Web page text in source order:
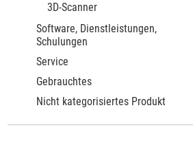
3D-Scanner
Software, Dienstleistungen,
Schulungen
Service
Gebrauchtes
Nicht kategorisiertes Produkt